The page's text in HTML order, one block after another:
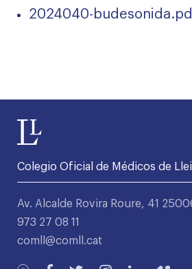
2024040-
Colegio Oficial de Médicos de
Av. Alcalde Rovira Roure, 41
973 27 08 11
comll@comll.cat